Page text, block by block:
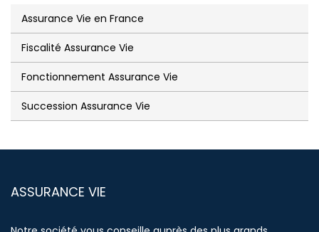
Assurance Vie en France
Fiscalité Assurance Vie
Fonctionnement Assurance Vie
Succession Assurance Vie
ASSURANCE VIE